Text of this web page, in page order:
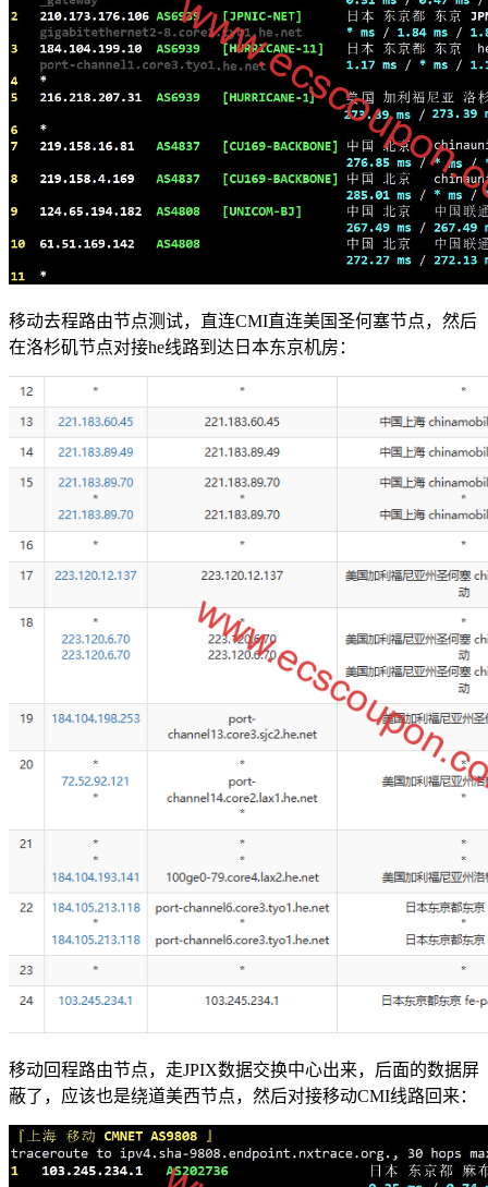
移动去程路由节点测试，直连CMI直连美国圣何塞节点，然后
在洛杉矶节点对接he线路到达日本东京机房：
移动回程路由节点，走JPIX数据交换中心出来，后面的数据屏
蔽了，应该也是绕道美西节点，然后对接移动CMI线路回来：